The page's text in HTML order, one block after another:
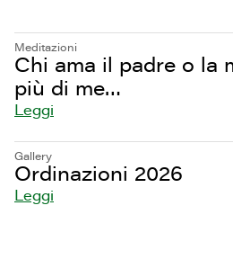
Meditazioni
Chi ama il padre o la
più di me…
Leggi
Gallery
Ordinazioni 2026
Leggi